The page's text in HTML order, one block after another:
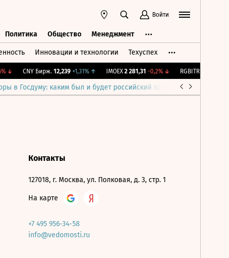
Войти
Политика Общество Менеджмент
Инновации и технологии Техуспех
↓ CNY Бирж. 12,239 +1,31%↑ IMOEX 2 281,31 -0,2%↓ RGBITR 775,48
в Госдуму: каким был и будет российский парламент
Контакты
127018, г. Москва, ул. Полковая, д. 3, стр. 1
На карте
+7 495 956-34-58
info@vedomosti.ru